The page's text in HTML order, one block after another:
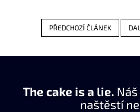
PŘEDCHOZÍ ČLÁNEK
The cake is a lie.
naštěstí